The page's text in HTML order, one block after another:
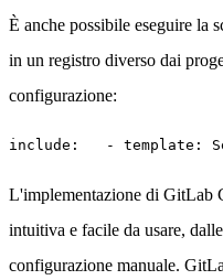
È anche possibile eseguire la
in un registro diverso dai
configurazione:
include:   - template:
L'implementazione di GitLab
intuitiva e facile da usare,
configurazione manuale.